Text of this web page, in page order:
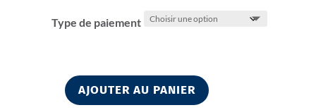
Type de paiement
quantité
AJOUTER AU PANIER